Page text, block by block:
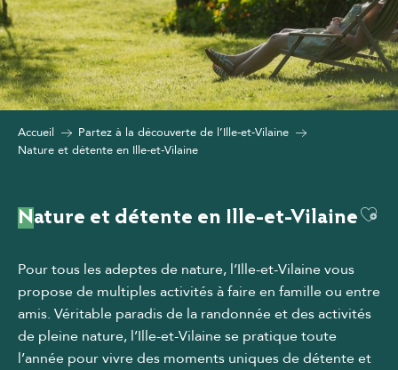
Accueil
Partez à la découverte de l’Ille-et-Vilaine
Nature et détente en Ille-et-Vilaine
Nature et détente en Ille-et-Vilaine
Pour tous les adeptes de nature, l’Ille-et-Vilaine vous
propose de multiples activités à faire en famille ou entre
amis. Véritable paradis de la randonnée et des activités
de pleine nature, l’Ille-et-Vilaine se pratique toute
l’année pour vivre des moments uniques de détente et